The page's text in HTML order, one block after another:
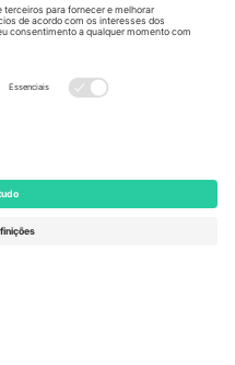
United Kingdom
167 City Road, London, Greater
Kingdom
Engelberg, Switzerland